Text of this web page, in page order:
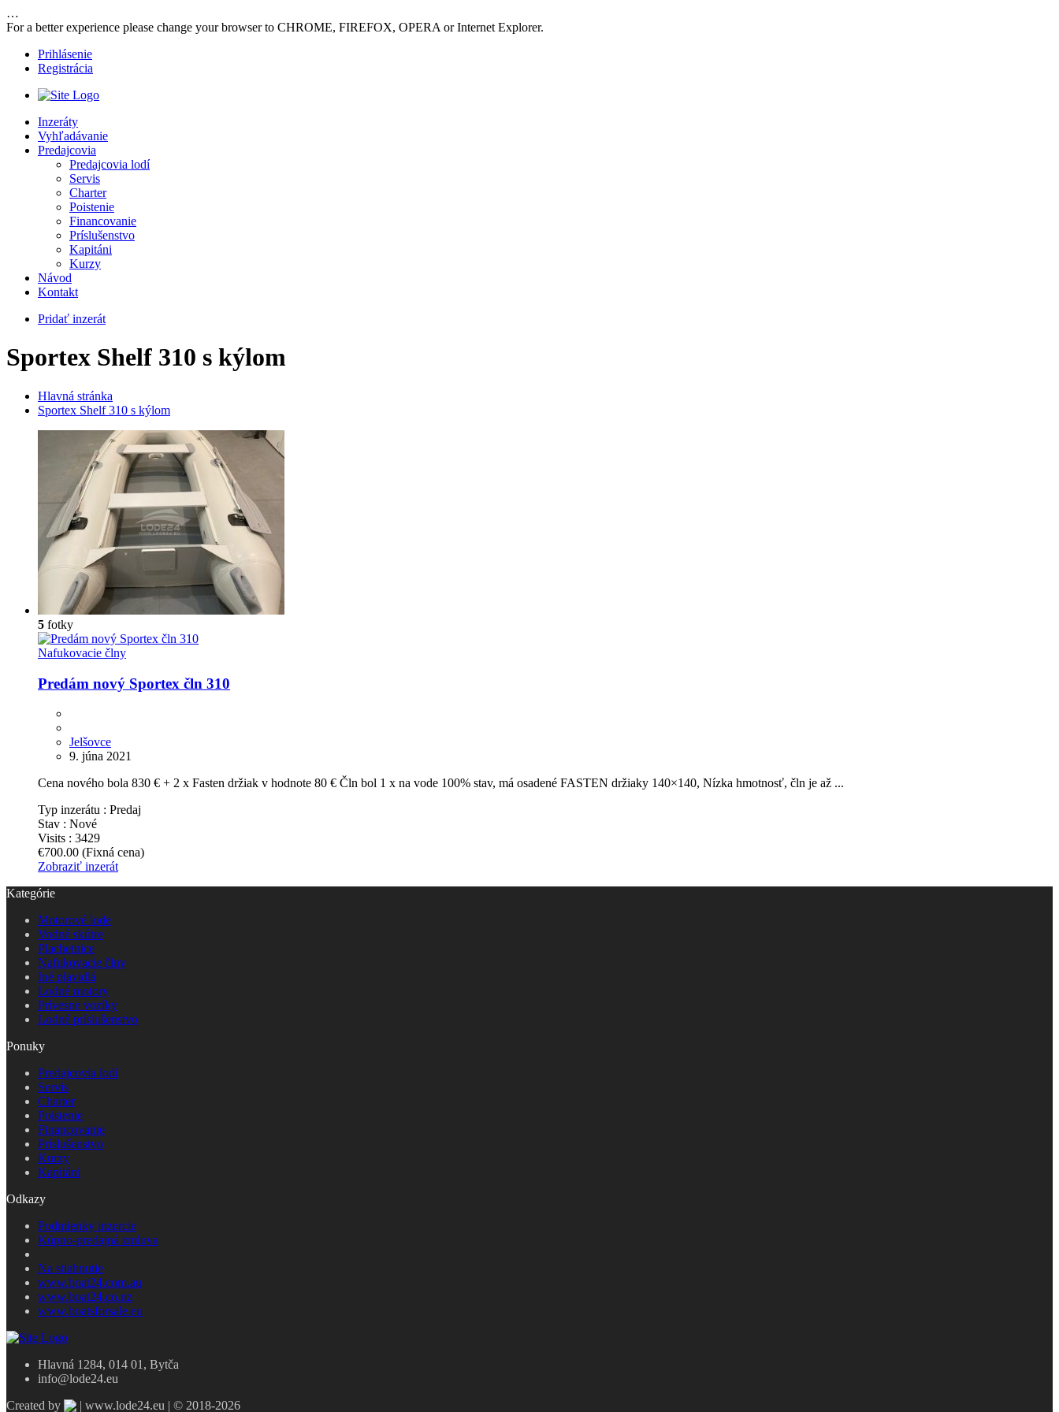
…
For a better experience please change your browser to CHROME, FIREFOX, OPERA or Internet Explorer.
Prihlásenie
Registrácia
Inzeráty
Vyhľadávanie
Predajcovia
Predajcovia lodí
Servis
Charter
Poistenie
Financovanie
Príslušenstvo
Kapitáni
Kurzy
Návod
Kontakt
Pridať inzerát
Sportex Shelf 310 s kýlom
Hlavná stránka
Sportex Shelf 310 s kýlom
5 fotky
Nafukovacie člny
Predám nový Sportex čln 310
Jelšovce
9. júna 2021
Cena nového bola 830 € + 2 x Fasten držiak v hodnote 80 € Čln bol 1 x na vode 100% stav, má osadené FASTEN držiaky 140×140, Nízka hmotnosť, čln je až ...
Typ inzerátu : Predaj
Stav : Nové
Visits : 3429
€700.00 (Fixná cena)
Zobraziť inzerát
Kategórie
Motorové lode
Vodné skútre
Plachetnice
Nafukovacie člny
Iné plavidlá
Lodné motory
Prívesne vozíky
Lodné príslušenstvo
Ponuky
Predajcovia lodí
Servis
Charter
Poistenie
Financovanie
Príslušenstvo
Kurzy
Kapitáni
Odkazy
Podmienky inzercie
Kúpno-predajná zmluva
Na stiahnutie
www.boat24.com.au
www.boat24.co.nz
www.boatsforsale.eu
Hlavná 1284, 014 01, Bytča
info@lode24.eu
Created by
| www.lode24.eu | © 2018-2026